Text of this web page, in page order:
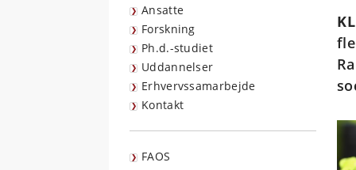
Ansatte
Forskning
Ph.d.-studiet
Uddannelser
Erhvervssamarbejde
Kontakt
FAOS